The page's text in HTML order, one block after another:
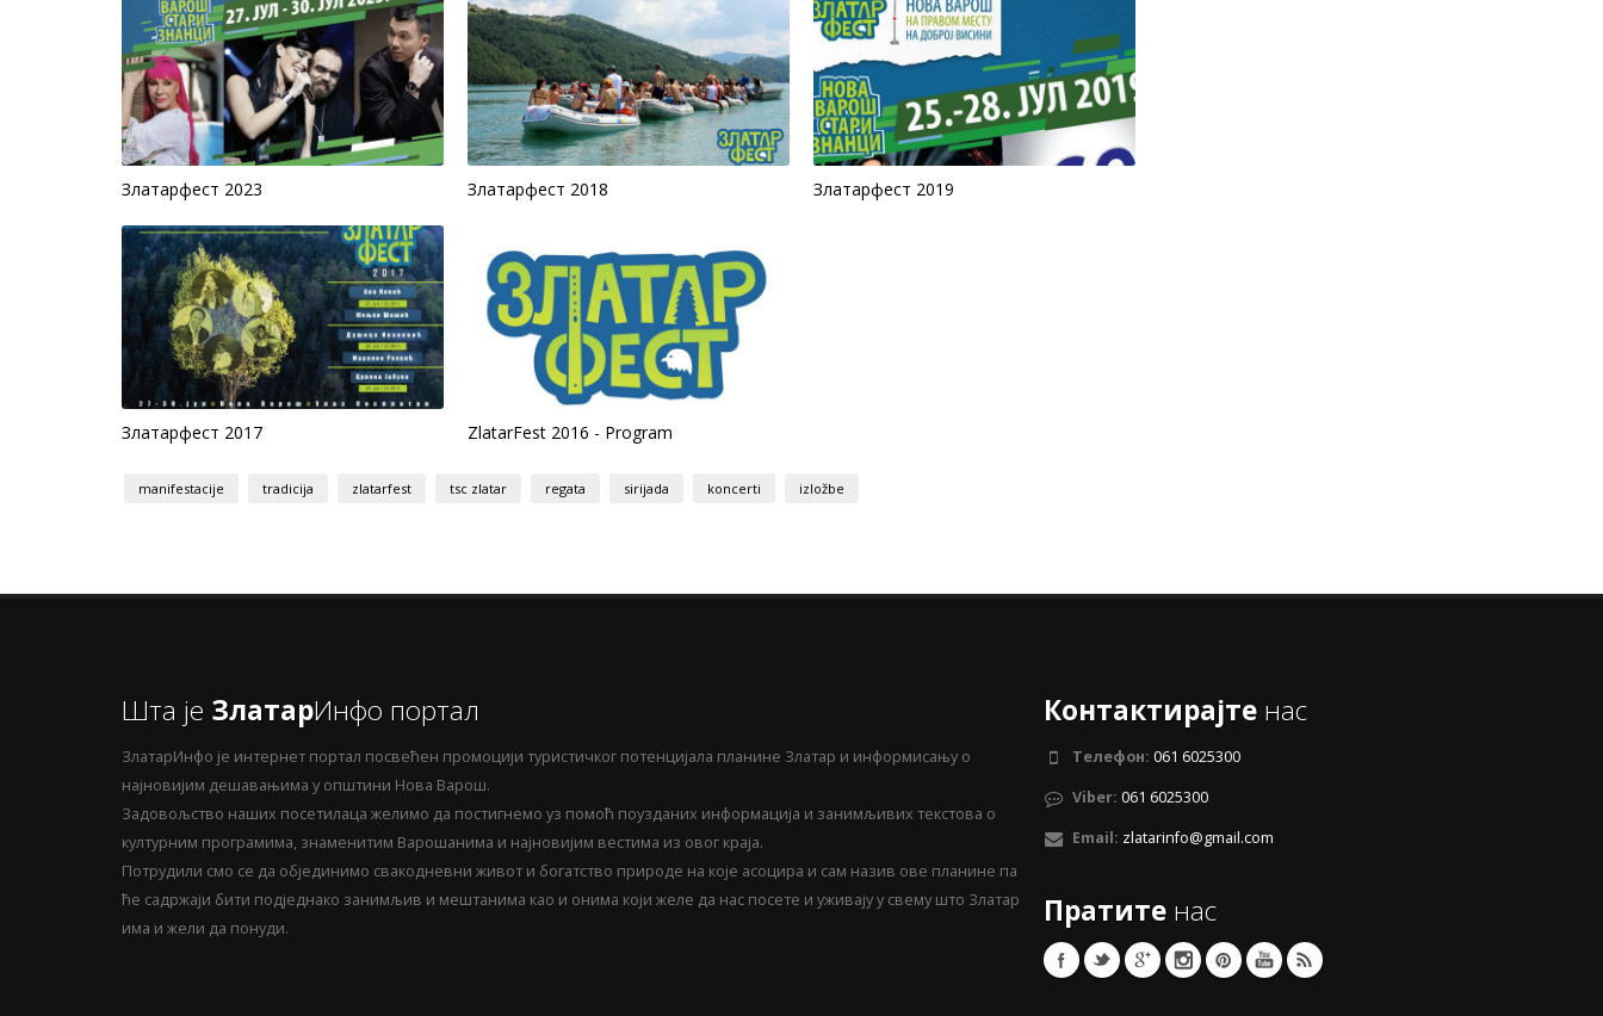
Златарфест 2023 Златарфест 2018 Златарфест 2019
Златарфест 2017 ZlatarFest 2016 - Program
manifestacije tradicija zlatarfest tsc zlatar regata sirijada koncerti izložbe
Шта је ЗлатарИнфо портал
ЗлатарИнфо је интернет портал посвећен промоцији туристичког потенцијала планине Златар и информисању о
најновијим дешавањима у општини Нова Варош.
Задовољство наших посетилаца желимо да постигнемо уз помоћ поузданих информација и занимљивих текстова о
културним програмима, знаменитим Варошанима и најновијим вестима из овог краја.
Потрудили смо се да објединимо свакодневни живот и богатство природе на које асоцира и сам назив ове планине па
ће садржаји бити подједнако занимљив и мештанима као и онима који желе да нас посете и уживају у свему што Златар
има и жели да понуди.
Контактирајте нас
Телефон: 061 6025300
Viber: 061 6025300
Email: zlatarinfo@gmail.com
Пратите нас